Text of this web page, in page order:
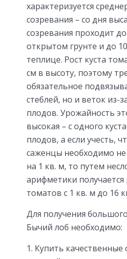
характеризуется
созревания – со дня
созревания проходит
открытом грунте и до
теплице. Рост куста
см в высоту, поэтому
обязательное
стеблей, но и веток из-
плодов. Урожайность
высокая – с одного
плодов, а если учесть,
саженцы необходимо
на 1 кв. м, то путем
арифметики получается
томатов с 1 кв. м до 16
Для получения
Бычий лоб необходимо:
Купить качественные